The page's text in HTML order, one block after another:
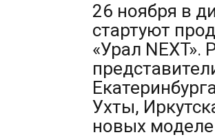
26 ноября в
стартуют
«Урал NEXT».
Ухты,
новых